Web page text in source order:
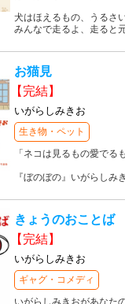
犬はほえるもの、うるさ
みんなで走るよ、走ると
お猫見
【完結】
いがらしみきお
生き物・ペット
「ネコは見るもの愛でる
『ぼのぼの』いがらしみ
きょうのおことば
【完結】
いがらしみきお
ギャグ・コメディ
いがらしみきおがあなた